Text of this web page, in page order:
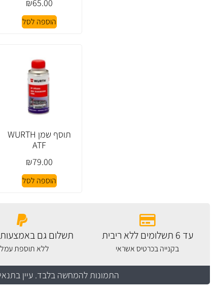
₪65.00
הוספה לסל
תוסף שמן WURTH
ATF
₪79.00
הוספה לסל
עד 6 תשלומים ללא ריבית
בקנייה בכרטיס אשראי
תשלום גם באמצעות PayPal
ללא תוספת
התמונות להמחשה בלבד. עיין